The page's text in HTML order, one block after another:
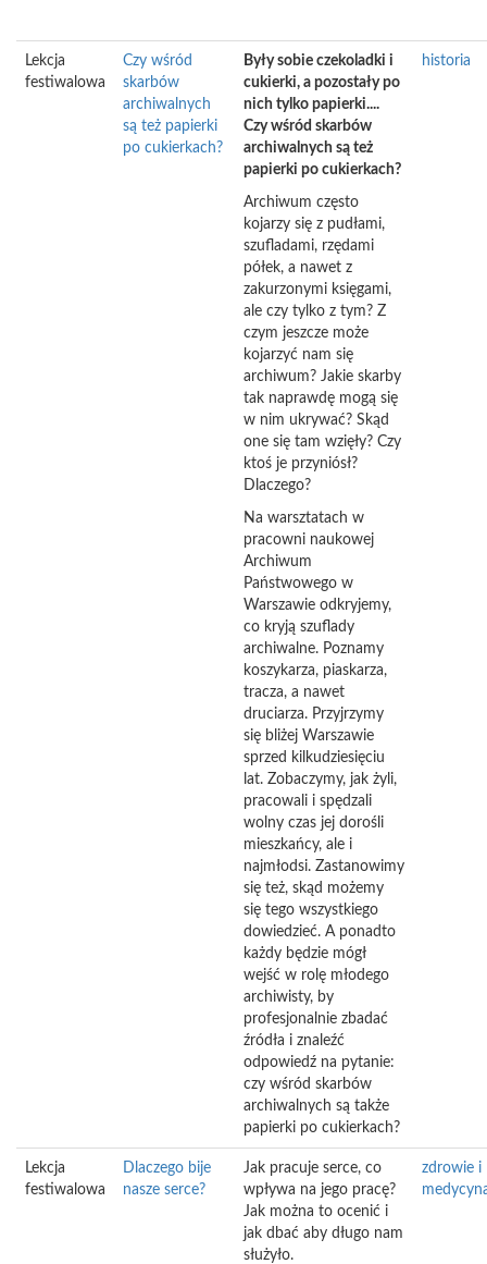
Lekcja
festiwalowa
Czy wśród
skarbów
archiwalnych
są też papierki
po cukierkach?
Były sobie czekoladki i
cukierki, a pozostały po
nich tylko papierki....
Czy wśród skarbów
archiwalnych są też
papierki po cukierkach?
Archiwum często
kojarzy się z pudłami,
szufladami, rzędami
półek, a nawet z
zakurzonymi księgami,
ale czy tylko z tym? Z
czym jeszcze może
kojarzyć nam się
archiwum? Jakie skarby
tak naprawdę mogą się
w nim ukrywać? Skąd
one się tam wzięły? Czy
ktoś je przyniósł?
Dlaczego?
Na warsztatach w
pracowni naukowej
Archiwum
Państwowego w
Warszawie odkryjemy,
co kryją szuflady
archiwalne. Poznamy
koszykarza, piaskarza,
tracza, a nawet
druciarza. Przyjrzymy
się bliżej Warszawie
sprzed kilkudziesięciu
lat. Zobaczymy, jak żyli,
pracowali i spędzali
wolny czas jej dorośli
mieszkańcy, ale i
najmłodsi. Zastanowimy
się też, skąd możemy
się tego wszystkiego
dowiedzieć. A ponadto
każdy będzie mógł
wejść w rolę młodego
archiwisty, by
profesjonalnie zbadać
źródła i znaleźć
odpowiedź na pytanie:
czy wśród skarbów
archiwalnych są także
papierki po cukierkach?
historia
Lekcja
festiwalowa
Dlaczego bije
nasze serce?
Jak pracuje serce, co
wpływa na jego pracę?
Jak można to ocenić i
jak dbać aby długo nam
służyło.
zdrowie i